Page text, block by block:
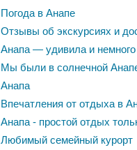
Погода в Анапе
Отзывы об экскурсиях и
Анапа — удивила и немного
Мы были в солнечной
Анапа
Впечатления от отдыха в
Анапа - простой отдых
Любимый семейный курорт